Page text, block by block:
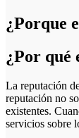
¿Porque
¿Por qué
La reputación de una empresa es un activo intangible fundamental que influye en su éxito a largo plazo. Una buena
reputación no
existentes.
servicios sobre